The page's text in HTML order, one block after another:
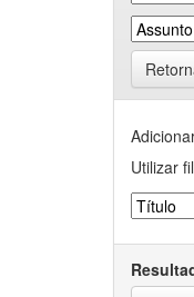
Utilizar